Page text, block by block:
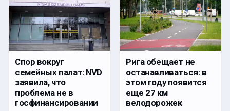
Спор вокруг
семейных палат: NVD
заявила, что
проблема не в
госфинансировании
Рига обещает не
останавливаться: в
этом году появится
еще 27 км
велодорожек